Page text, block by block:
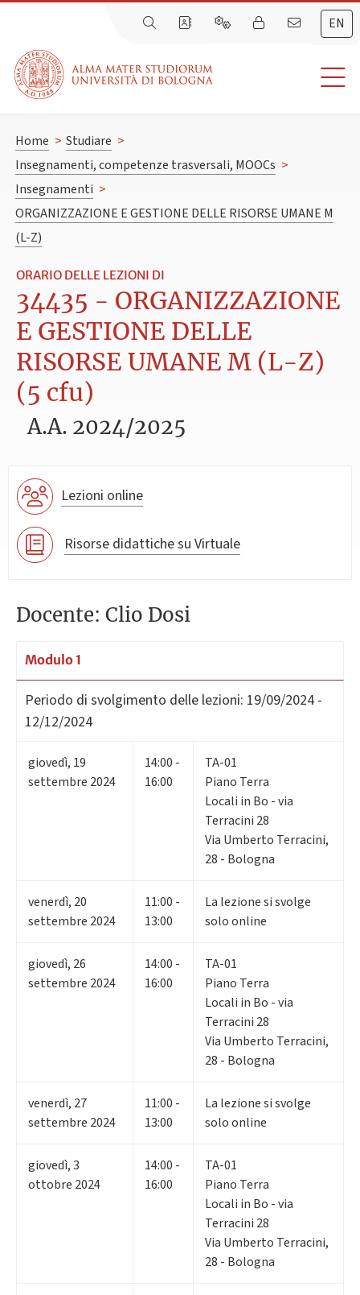
EN
Home > Studiare >
Insegnamenti, competenze trasversali, MOOCs >
Insegnamenti >
ORGANIZZAZIONE E GESTIONE DELLE RISORSE UMANE M
(L-Z)
ORARIO DELLE LEZIONI DI
34435 - ORGANIZZAZIONE
E GESTIONE DELLE
RISORSE UMANE M (L-Z)
(5 cfu)
A.A. 2024/2025
Lezioni online
Risorse didattiche su Virtuale
Docente: Clio Dosi
Modulo 1
Periodo di svolgimento delle lezioni: 19/09/2024 -
12/12/2024
giovedì, 19
settembre 2024
14:00 -
16:00
TA-01
Piano Terra
Locali in Bo - via
Terracini 28
Via Umberto Terracini,
28 - Bologna
venerdì, 20
settembre 2024
11:00 -
13:00
La lezione si svolge
solo online
giovedì, 26
settembre 2024
14:00 -
16:00
TA-01
Piano Terra
Locali in Bo - via
Terracini 28
Via Umberto Terracini,
28 - Bologna
venerdì, 27
settembre 2024
11:00 -
13:00
La lezione si svolge
solo online
giovedì,3
ottobre 2024
14:00 -
16:00
TA-01
Piano Terra
Locali in Bo - via
Terracini 28
Via Umberto Terracini,
28 - Bologna